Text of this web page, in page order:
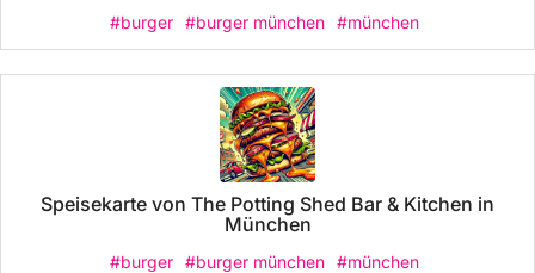
#burger #burger münchen #münchen
Speisekarte von The Potting Shed Bar & Kitchen in
München
#burger #burger münchen #münchen